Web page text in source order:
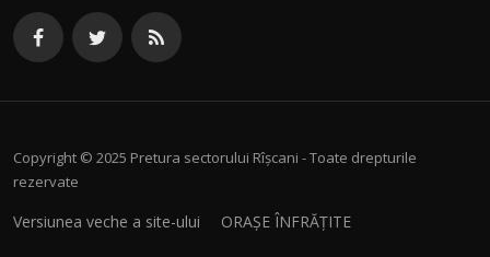
Copyright © 2025 Pretura sectorului Rîșcani - Toate drepturile
rezervate
Versiunea veche a site-ului ORAȘE ÎNFRĂȚITE